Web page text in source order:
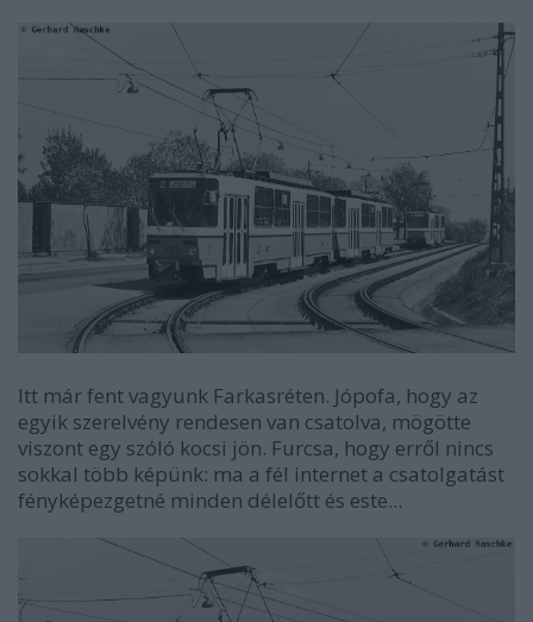
Itt már fent vagyunk Farkasréten. Jópofa, hogy az
egyik szerelvény rendesen van csatolva, mögötte
viszont egy szóló kocsi jön. Furcsa, hogy erről nincs
sokkal több képünk: ma a fél internet a csatolgatást
fényképezgetné minden délelőtt és este...